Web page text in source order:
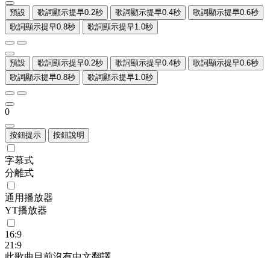
預設 歌詞顯示提早0.2秒 歌詞顯示提早0.4秒
歌詞顯示提早0.6秒
歌詞顯示提早0.8秒
歌詞顯示提早1.0秒
預設 歌詞顯示提早0.2秒 歌詞顯示提早0.4秒
歌詞顯示提早0.6秒
歌詞顯示提早0.8秒
歌詞顯示提早1.0秒
0
按鈕提示 按鈕說明
字幕式
分離式
通用播放器
YT播放器
16:9
21:9